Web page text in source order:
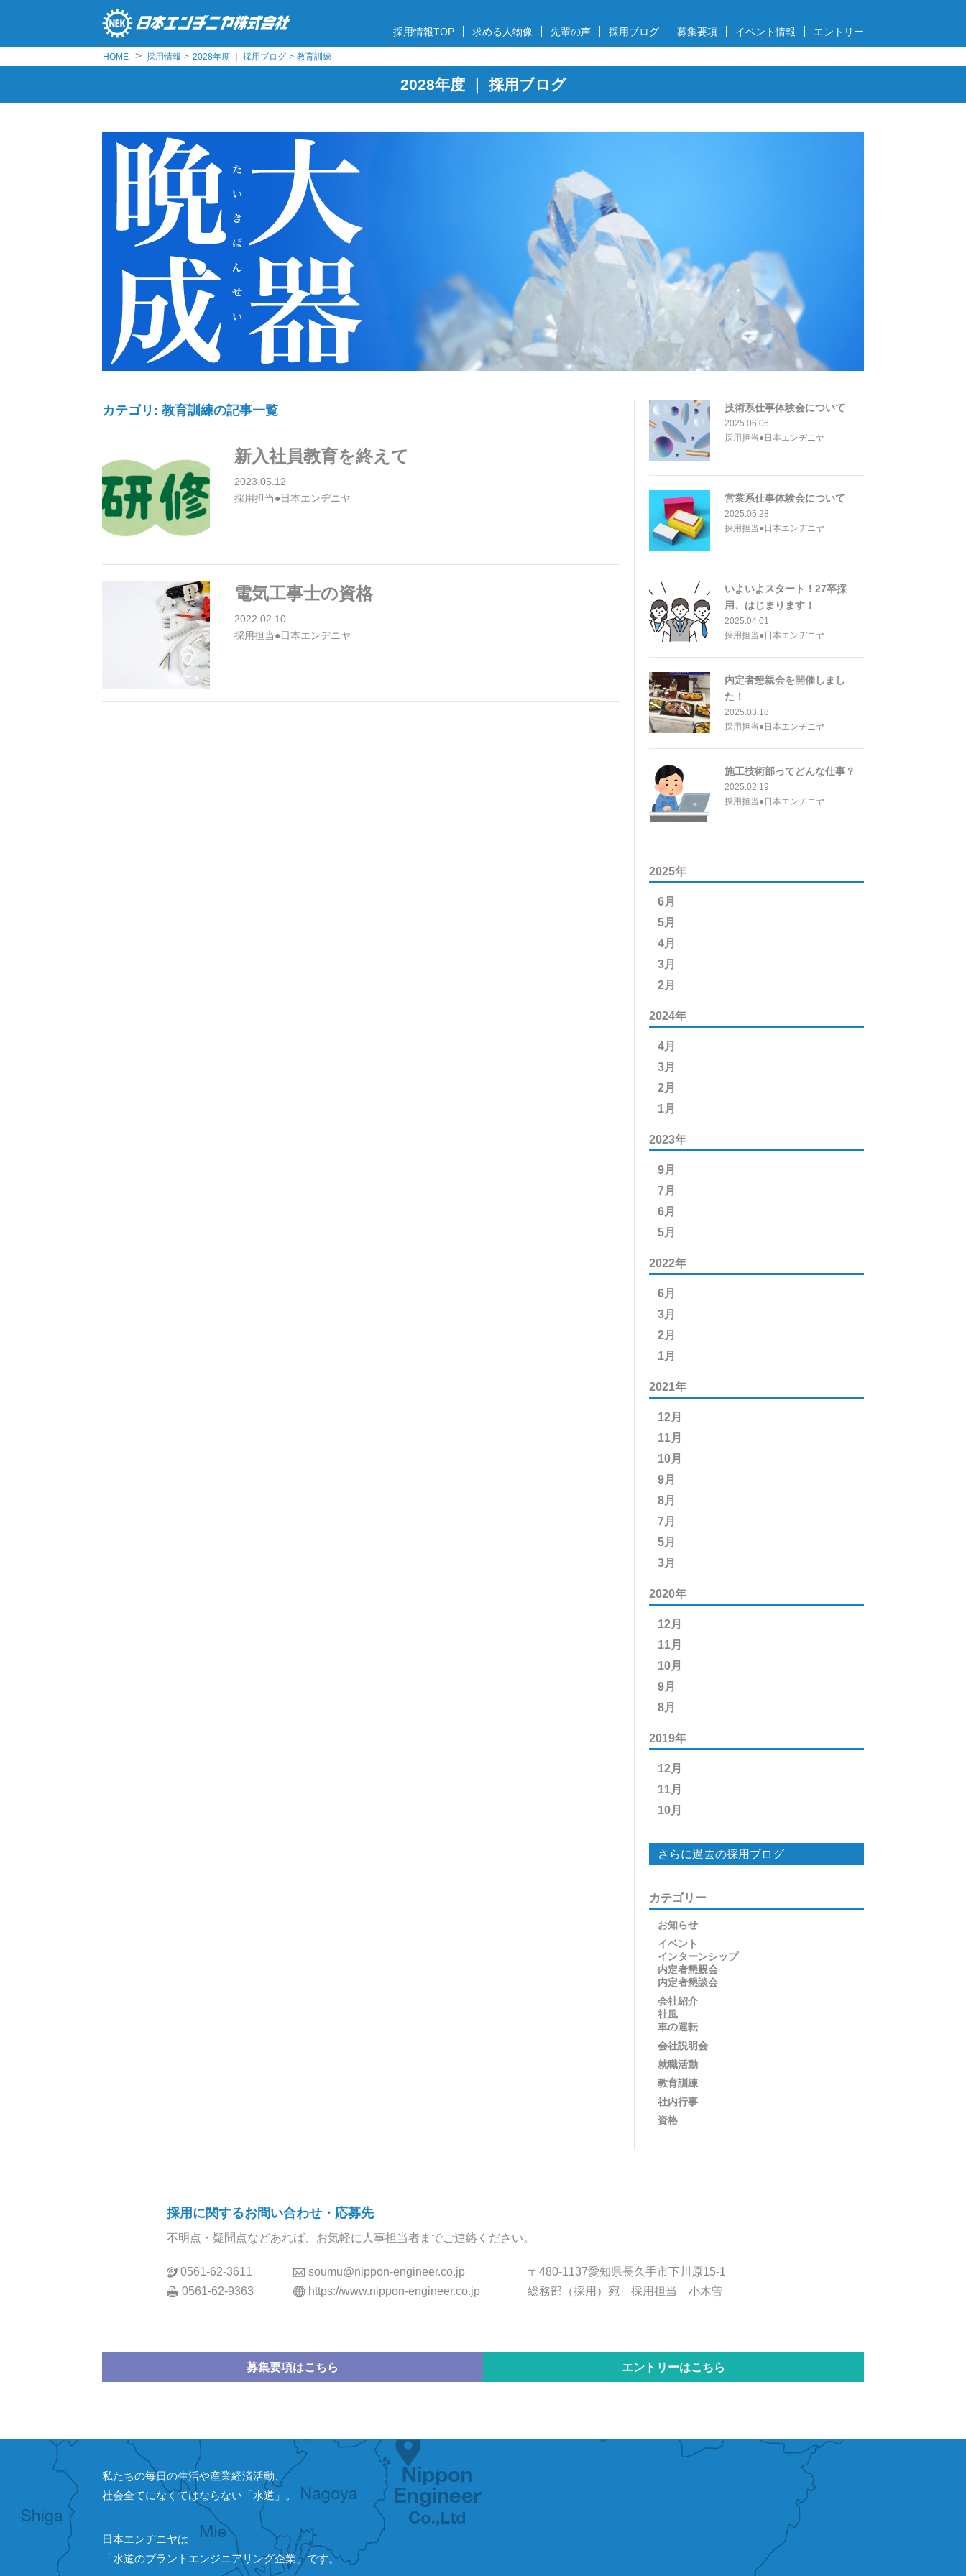
採用情報TOP 求める人物像 先輩の声 採用ブログ 募集要項 イベント情報 エントリー
HOME > 採用情報 > 2028年度 ｜ 採用ブログ > 教育訓練
2028年度 ｜ 採用ブログ
カテゴリ: 教育訓練の記事一覧
新入社員教育を終えて
2023.05.12
採用担当●日本エンヂニヤ
電気工事士の資格
2022.02.10
採用担当●日本エンヂニヤ
技術系仕事体験会について
2025.06.06
採用担当●日本エンヂニヤ
営業系仕事体験会について
2025.05.28
採用担当●日本エンヂニヤ
いよいよスタート！27卒採
用、はじまります！
2025.04.01
採用担当●日本エンヂニヤ
内定者懇親会を開催しまし
た！
2025.03.18
採用担当●日本エンヂニヤ
施工技術部ってどんな仕事？
2025.02.19
採用担当●日本エンヂニヤ
2025年
6月
5月
4月
3月
2月
2024年
4月
3月
2月
1月
2023年
9月
7月
6月
5月
2022年
6月
3月
2月
1月
2021年
12月
11月
10月
9月
8月
7月
5月
3月
2020年
12月
11月
10月
9月
8月
2019年
12月
11月
10月
さらに過去の採用ブログ
カテゴリー
お知らせ
イベント
インターンシップ
内定者懇親会
内定者懇談会
会社紹介
社風
車の運転
会社説明会
就職活動
教育訓練
社内行事
資格
採用に関するお問い合わせ・応募先
不明点・疑問点などあれば、お気軽に人事担当者までご連絡ください。
0561-62-3611 soumu@nippon-engineer.co.jp
〒480-1137愛知県長久手市下川原15-1
0561-62-9363
https://www.nippon-engineer.co.jp 総務部（採用）宛 採用担当 小木曽
募集要項はこちら エントリーはこちら
私たちの毎日の生活や産業経済活動、
社会全てになくてはならない「水道」。
日本エンヂニヤは
「水道のプラントエンジニアリング企業」です。